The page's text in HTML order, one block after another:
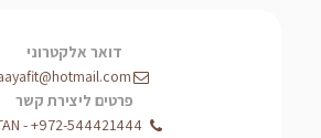
דואר אלקטרוני
aayafit@hotmail.com
פרטים ליצירת קשר
+972-544421444
-
EITAN